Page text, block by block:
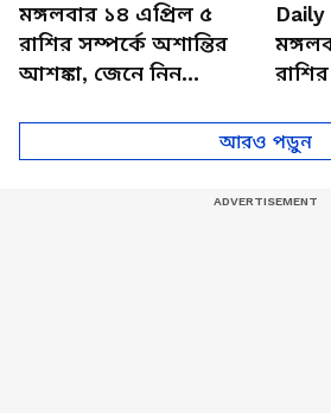
মঙ্গলবার ১৪ এপ্রিল ৫
রাশির সম্পর্কে অশান্তির
আশঙ্কা, জেনে নিন
আরও পড়ুন